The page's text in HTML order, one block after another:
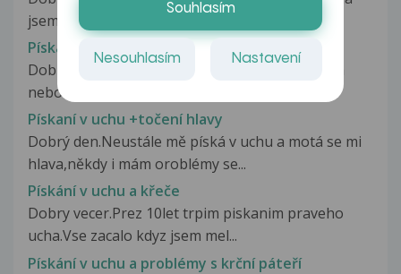
jsem na ORL a doktor mi propíchl...
Pískání v uchu
Dobry den, mam dotaz asi 5 dni pri ucpani ucha
nebo lehnuti uchem na polstar...
Pískaní v uchu +točení hlavy
Dobrý den.Neustále mě píská v uchu a motá se mi
hlava,někdy i mám oroblémy se...
Pískání v uchu a křeče
Dobry vecer.Prez 10let trpim piskanim praveho
ucha.Vse zacalo kdyz jsem mel...
Pískání v uchu a problémy s krční páteří
Souhlasím
Nesouhlasím Nastavení